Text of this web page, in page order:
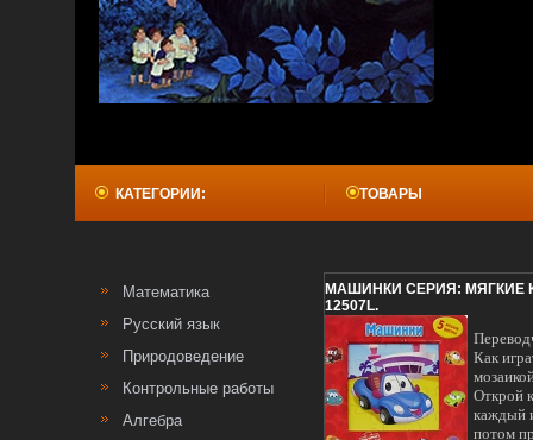
КАТЕГОРИИ:
Математика
Русский язык
Природоведение
Контрольные работы
Алгебра
ТОВАРЫ
МАШИНКИ СЕРИЯ: МЯГКИЕ
12507L.
Как
Открой
каждый
потом